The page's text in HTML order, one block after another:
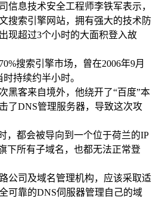
息技术安全工程师李铁军表示，
搜索引擎网站，拥有强大的技术防
现超过3个小时的大面积登入故
搜索引擎市场，曾在2006年9月
持续约半小时。
客来自境外，他绕开了“百度”本
了DNS管理服务器，导致这次攻
都会被导向到一个位于荷兰的IP
下所有子域名，也都无法正常登
司及域名管理机构，应该采取适
可靠的DNS伺服器管理自己的域